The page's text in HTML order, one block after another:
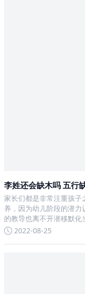
李姓还会缺木吗 五行
家长们都是非常注重孩
养，因为幼儿阶段的潜
的教导也离不开潜移默化
2022-08-25